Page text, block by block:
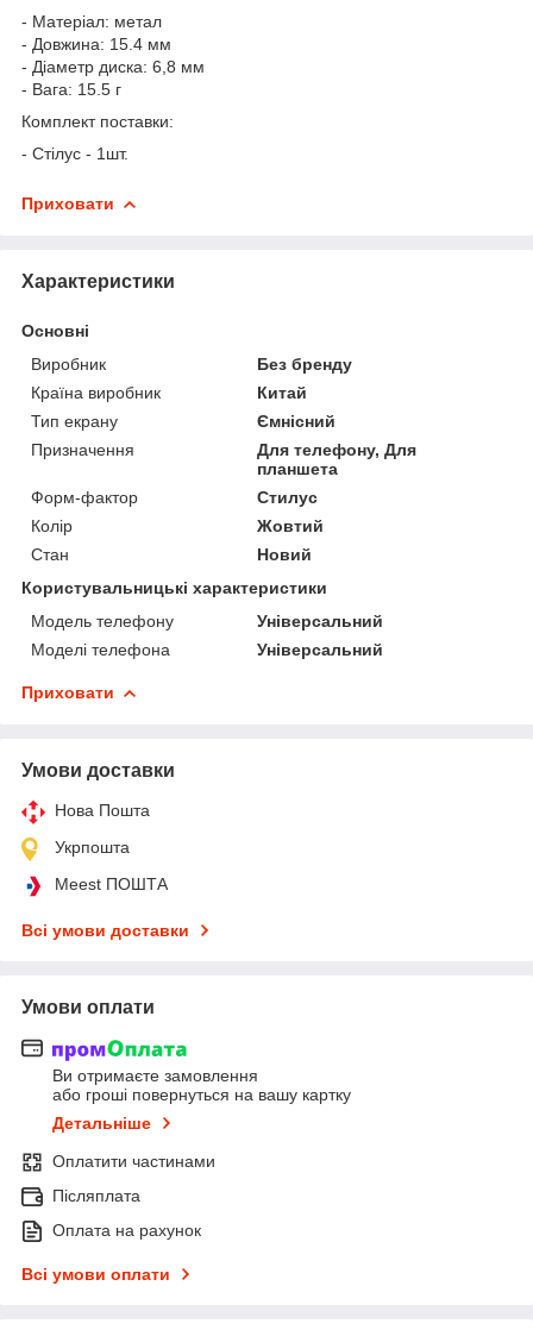
- Матеріал: метал
- Довжина: 15.4 мм
- Діаметр диска: 6,8 мм
- Вага: 15.5 г
Комплект поставки:
- Стілус - 1шт.
Приховати
Характеристики
Основні
Виробник
Без бренду
Країна виробник
Китай
Тип екрану
Ємнісний
Призначення
Для телефону, Для
планшета
Форм-фактор
Стилус
Колір
Жовтий
Стан
Новий
Користувальницькі характеристики
Модель телефону
Універсальний
Моделі телефона
Універсальний
Приховати
Умови доставки
Нова Пошта
Укрпошта
Meest ПОШТА
Всі умови доставки
Умови оплати
Ви отримаєте замовлення
або гроші повернуться на вашу картку
Детальніше
Оплатити частинами
Післяплата
Оплата на рахунок
Всі умови оплати